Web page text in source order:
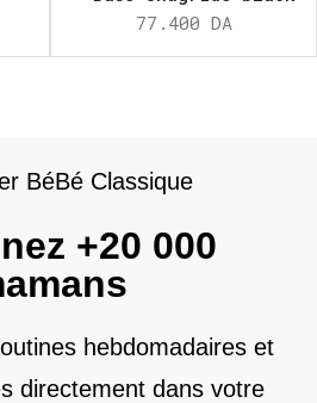
77.400 DA
BéBé Classique
+20 000
hebdomadaires et
directement dans votre